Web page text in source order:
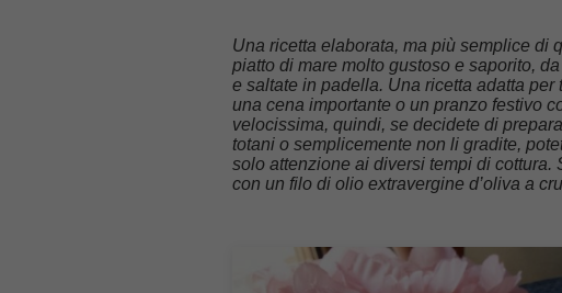
Una ricetta elaborata, ma più semplice di
piatto di mare molto gustoso e saporito,
e saltate in padella. Una ricetta adatta
una cena importante o un pranzo festivo
velocissima, quindi, se decidete di
totani o semplicemente non li gradite,
solo attenzione ai diversi tempi di cottura.
con un filo di olio extravergine d’oliva a